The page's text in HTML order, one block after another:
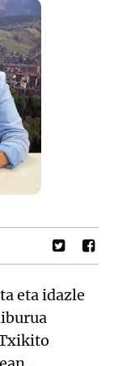
eta idazle